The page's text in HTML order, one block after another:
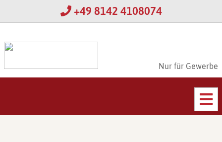
+49 8142 4108074
Nur für Gewerbe